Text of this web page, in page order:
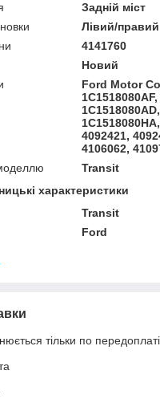
Задній міст
Лівий/правий
4141760
Новий
Ford Motor
1C1518080HA,
4092421,
4106062,
Transit
характеристики
Transit
Ford
тільки по